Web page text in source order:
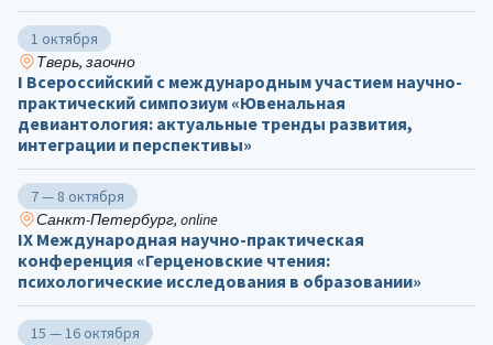
1 октября
Тверь, заочно
I Всероссийский с международным участием научно-
практический симпозиум «Ювенальная
девиантология: актуальные тренды развития,
интеграции и перспективы»
7 — 8 октября
Санкт-Петербург, online
IX Международная научно-практическая
конференция «Герценовские чтения:
психологические исследования в образовании»
15 — 16 октября